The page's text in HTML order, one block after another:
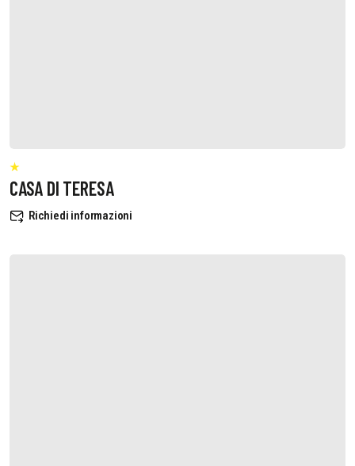
CASA DI TERESA
Richiedi informazioni